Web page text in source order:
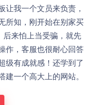
让我一个文员来负责，
所知，刚开始在别家买
后来怕上当受骗，就先
作，客服也很耐心回答
级有成就感！还学到了
一个高大上的网站。